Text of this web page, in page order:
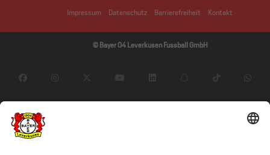
Impressum Datenschutz Barrierefreiheit Kontakt
© Bayer 04 Leverkusen Fussball GmbH